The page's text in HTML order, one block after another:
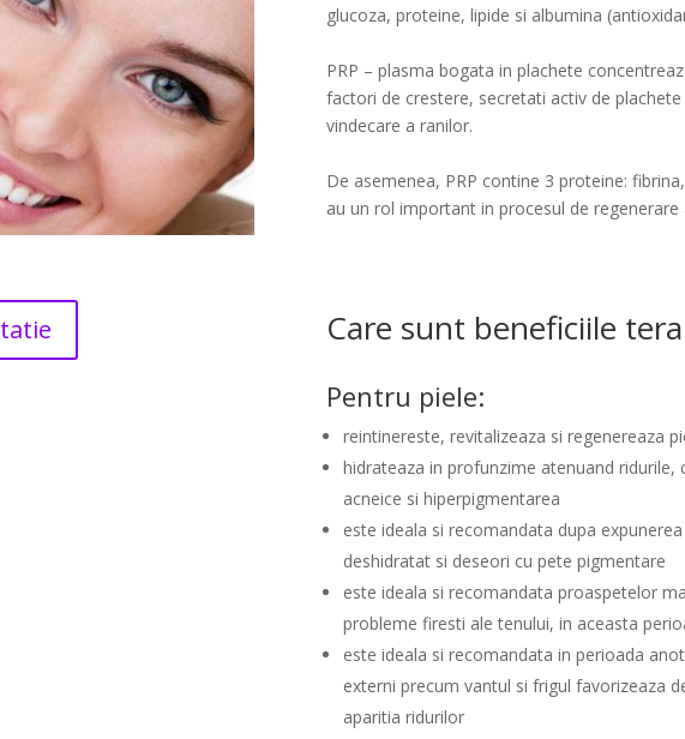
glucoza, proteine, lipide si albumina
PRP – plasma bogata in plachete
factori de crestere, secretati activ de
vindecare a ranilor.
De asemenea, PRP contine 3 proteine:
au un rol important in procesul de
Care sunt beneficiile
Pentru piele:
reintinereste, revitalizeaza si regenereaza
hidrateaza in profunzime atenuand ridurile,
acneice si hiperpigmentarea
este ideala si recomandata dupa
deshidratat si deseori cu pete pigmentare
este ideala si recomandata proaspetelor
probleme firesti ale tenului, in aceasta
este ideala si recomandata in perioada
externi precum vantul si frigul favorizeaza
aparitia ridurilor